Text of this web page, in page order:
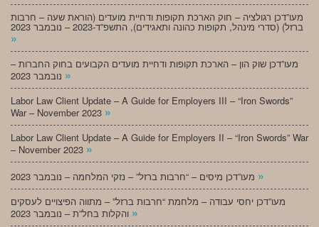
מעו”דכן רגולציה – חוק הארכת תקופות ודחיית מועדים (הוראת שעה – חרבות
ברזל) (סדרי מינהל, תקופות כהונה ותאגידים), התשפ”ד-2023 – נובמבר 2023
»
מעו”דכן שוק הון – הארכת תקופות ודחיית מועדים הקבועים בחוק החברות –
»
Labor Law Client Update – A Guide for Employers III – “Iron Swords”
War – November 2023 »
Labor Law Client Update – A Guide for Employers II – “Iron Swords” War
– November 2023 »
»
מעו”דכן יחסי עבודה – מלחמת “חרבות ברזל” – מתווה הפיצויים לעסקים
»